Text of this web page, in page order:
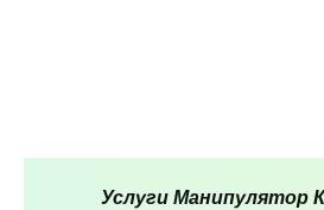
Услуги Манипулятор